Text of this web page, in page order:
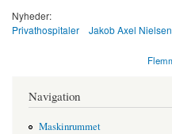
Nyheder:
Privathospitaler
Jakob Axel Nielsen
Navigation
Maskinrummet